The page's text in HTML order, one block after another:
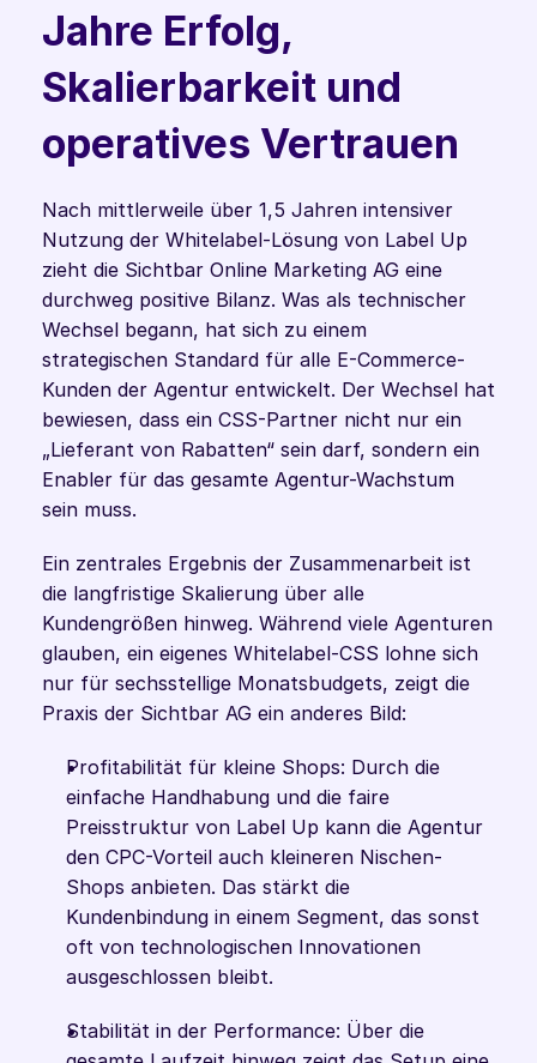
Jahre Erfolg,
Skalierbarkeit und
operatives Vertrauen
Nach mittlerweile über 1,5 Jahren intensiver
Nutzung der Whitelabel-Lösung von Label Up
zieht die Sichtbar Online Marketing AG eine
durchweg positive Bilanz. Was als technischer
Wechsel begann, hat sich zu einem
strategischen Standard für alle E-Commerce-
Kunden der Agentur entwickelt. Der Wechsel hat
bewiesen, dass ein CSS-Partner nicht nur ein
„Lieferant von Rabatten“ sein darf, sondern ein
Enabler für das gesamte Agentur-Wachstum
sein muss.
Ein zentrales Ergebnis der Zusammenarbeit ist
die langfristige Skalierung über alle
Kundengrößen hinweg. Während viele Agenturen
glauben, ein eigenes Whitelabel-CSS lohne sich
nur für sechsstellige Monatsbudgets, zeigt die
Praxis der Sichtbar AG ein anderes Bild:
Profitabilität für kleine Shops: Durch die
einfache Handhabung und die faire
Preisstruktur von Label Up kann die Agentur
den CPC-Vorteil auch kleineren Nischen-
Shops anbieten. Das stärkt die
Kundenbindung in einem Segment, das sonst
oft von technologischen Innovationen
ausgeschlossen bleibt.
Stabilität in der Performance: Über die